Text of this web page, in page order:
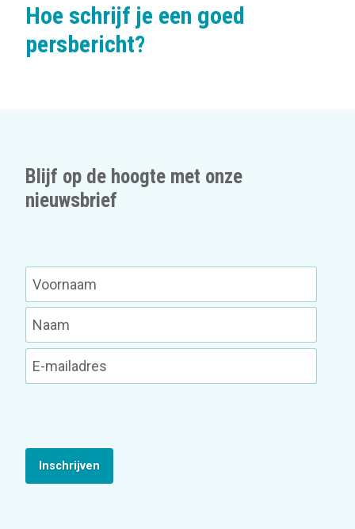
Hoe schrijf je een goed
persbericht?
Blijf op de hoogte met onze
nieuwsbrief
Inschrijven